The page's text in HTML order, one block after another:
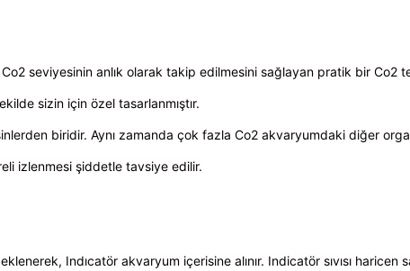
seviyesinin anlık olarak takip edilmesini sağlayan pratik bir Co2
sizin için özel tasarlanmıştır.
biridir. Aynı zamanda çok fazla Co2 akvaryumdaki diğer
izlenmesi şiddetle tavsiye edilir.
Indıcatör akvaryum içerisine alınır. Indicatör sıvısı haricen